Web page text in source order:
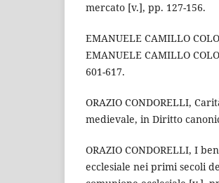
mercato [v.], pp. 127-156.
EMANUELE CAMILLO
EMANUELE CAMILLO
601-617.
ORAZIO CONDORELLI,
medievale, in Diritto
ORAZIO CONDORELLI, I
ecclesiale nei primi secoli